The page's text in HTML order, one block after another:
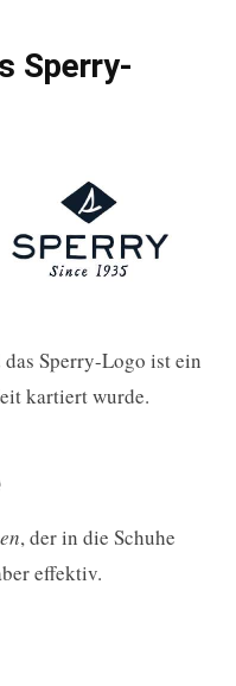
Sperry-
Sperry-Logo ist ein
kartiert wurde.
, der in die Schuhe
effektiv.